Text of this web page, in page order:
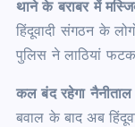
थाने के बराबर में
हिंदूवादी संगठन के
पुलिस ने लाठियां
कल बंद रहेगा नैनीताल
बवाल के बाद अब